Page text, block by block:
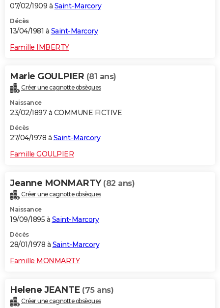
07/02/1909 à Saint-Marcory
Décès
13/04/1981 à Saint-Marcory
Famille IMBERTY
Marie GOULPIER (81 ans)
Créer une cagnotte obsèques
Naissance
23/02/1897 à COMMUNE FICTIVE
Décès
27/04/1978 à Saint-Marcory
Famille GOULPIER
Jeanne MONMARTY (82 ans)
Créer une cagnotte obsèques
Naissance
19/09/1895 à Saint-Marcory
Décès
28/01/1978 à Saint-Marcory
Famille MONMARTY
Helene JEANTE (75 ans)
Créer une cagnotte obsèques